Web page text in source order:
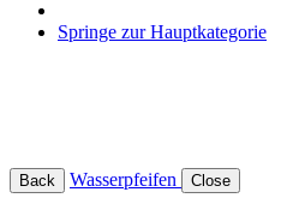
Springe zur Hauptkategorie
Back Wasserpfeifen Close